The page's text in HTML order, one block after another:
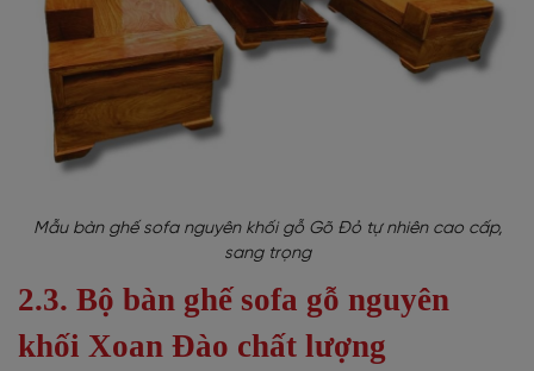
Mẫu bàn ghế sofa nguyên khối gỗ Gõ Đỏ tự nhiên cao cấp,
sang trọng
2.3. Bộ bàn ghế sofa gỗ nguyên
khối Xoan Đào chất lượng